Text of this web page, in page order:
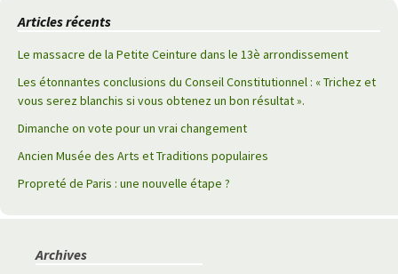
Articles récents
Le massacre de la Petite Ceinture dans le 13è arrondissement
Les étonnantes conclusions du Conseil Constitutionnel : « Trichez et
vous serez blanchis si vous obtenez un bon résultat ».
Dimanche on vote pour un vrai changement
Ancien Musée des Arts et Traditions populaires
Propreté de Paris : une nouvelle étape ?
Archives